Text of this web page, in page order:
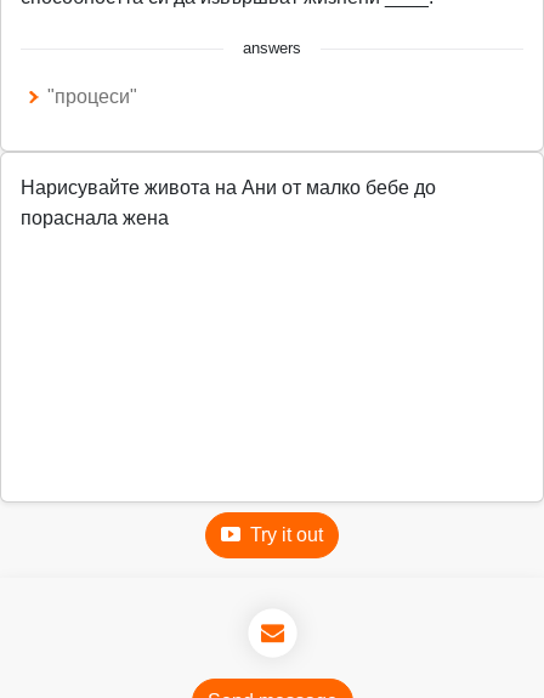
answers
"процеси"
Нарисувайте живота на Ани от малко бебе до
пораснала жена
Try it out